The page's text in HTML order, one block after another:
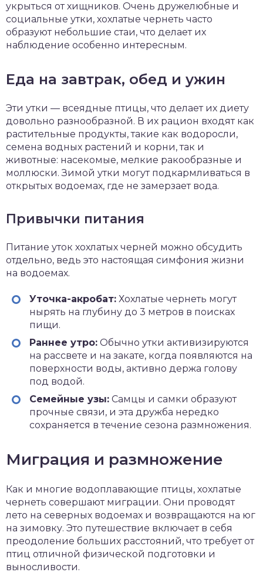
укрыться от хищников. Очень дружелюбные и
социальные утки, хохлатые чернеть часто
образуют небольшие стаи, что делает их
наблюдение особенно интересным.
Еда на завтрак, обед и ужин
Эти утки — всеядные птицы, что делает их диету
довольно разнообразной. В их рацион входят как
растительные продукты, такие как водоросли,
семена водных растений и корни, так и
животные: насекомые, мелкие ракообразные и
моллюски. Зимой утки могут подкармливаться в
открытых водоемах, где не замерзает вода.
Привычки питания
Питание уток хохлатых черней можно обсудить
отдельно, ведь это настоящая симфония жизни
на водоемах.
Уточка-акробат: Хохлатые чернеть могут
нырять на глубину до 3 метров в поисках
пищи.
Раннее утро: Обычно утки активизируются
на рассвете и на закате, когда появляются на
поверхности воды, активно держа голову
под водой.
Семейные узы: Самцы и самки образуют
прочные связи, и эта дружба нередко
сохраняется в течение сезона размножения.
Миграция и размножение
Как и многие водоплавающие птицы, хохлатые
чернеть совершают миграции. Они проводят
лето на северных водоемах и возвращаются на юг
на зимовку. Это путешествие включает в себя
преодоление больших расстояний, что требует от
птиц отличной физической подготовки и
выносливости.